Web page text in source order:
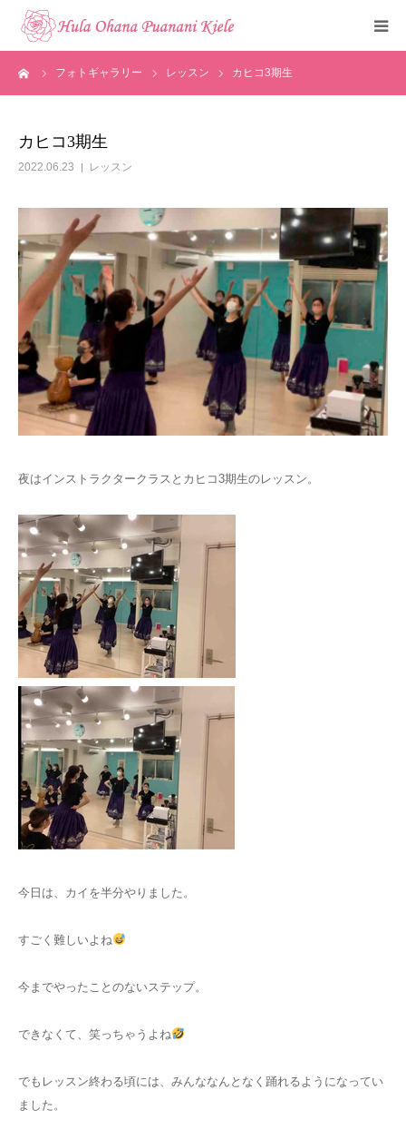
フォトギャラリー レッスン カヒコ3期生
カヒコ3期生
2022.06.23 レッスン
夜はインストラクタークラスとカヒコ3期生のレッスン。
今日は、カイを半分やりました。
すごく難しいよね
今までやったことのないステップ。
できなくて、笑っちゃうよね
でもレッスン終わる頃には、みんななんとなく踊れるようになってい
ました。
トップ
メディア掲載
フォトギャラリー
お知らせ
見学・体験申込
お問い合わせ